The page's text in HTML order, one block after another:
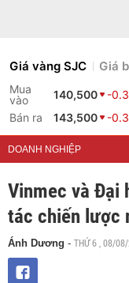
Giá vàng SJC Giá
Mua
vào
140,500
-
Bán ra
143,500 -
DOANH NGHIỆP
Vinmec và Đại
tác chiến lược
Ánh Dương - THỨ 6 , 08/